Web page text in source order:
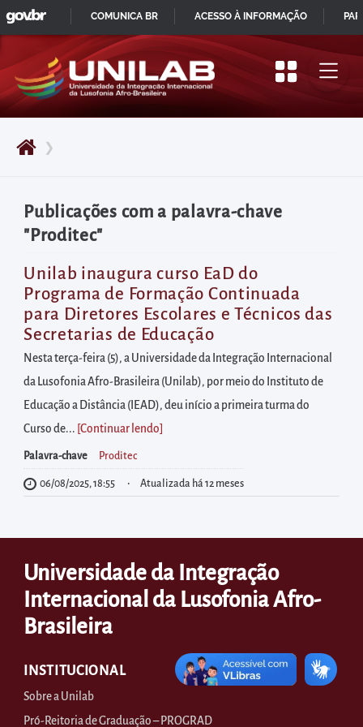
Pular
para
início
do
principal
Acessar
diretamente
o
menu
principal
Acessar
diretamente
à
área
para
realizar
buscas
as
informações
postas
rodapé
❯
Publicações com a palavra-chave
"Proditec"
Unilab inaugura curso EaD do
Programa de Formação Continuada
para Diretores Escolares e Técnicos das
Secretarias de Educação
Nesta terça-feira (5), a Universidade da Integração Internacional
da Lusofonia Afro-Brasileira (Unilab), por meio do Instituto de
Educação a Distância (IEAD), deu início a primeira turma do
Curso de... [Continuar lendo
Palavra-chave Proditec
06/08/2025, 18:55 Atualizada há 12 meses
Universidade da Integração
Internacional da Lusofonia Afro-
Brasileira
INSTITUCIONAL
Sobre a Unilab
Pró-Reitoria de Graduação – PROGRAD
IR
PARA
CONTEÚDO
GOVBR
COMUNICA BR ACESSO À INFORMAÇÃO